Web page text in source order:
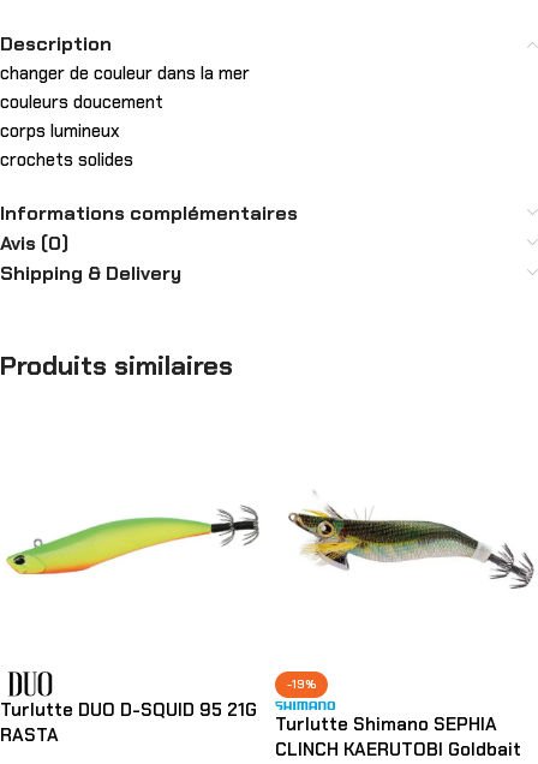
Description
changer de couleur dans la mer
couleurs doucement
corps lumineux
crochets solides
Informations complémentaires
Avis (0)
Shipping & Delivery
Produits similaires
Turlutte DUO D-SQUID 95 21G
RASTA
-19%
Turlutte Shimano SEPHIA
CLINCH KAERUTOBI Goldbait